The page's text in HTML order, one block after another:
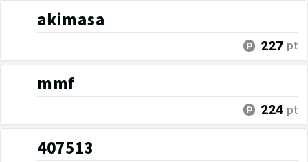
akimasa
227 pt
mmf
224 pt
407513